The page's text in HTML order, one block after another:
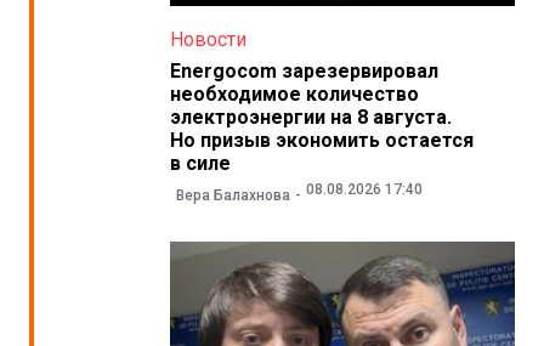
Новости
Energocom зарезервировал
необходимое количество
электроэнергии на 8 августа.
Но призыв экономить остается
в силе
Вера Балахнова 08.08.2026 17:40